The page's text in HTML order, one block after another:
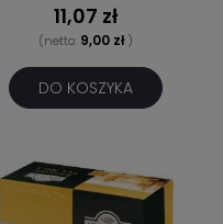
11,07 zł
(netto: 9,00 zł)
DO KOSZYKA